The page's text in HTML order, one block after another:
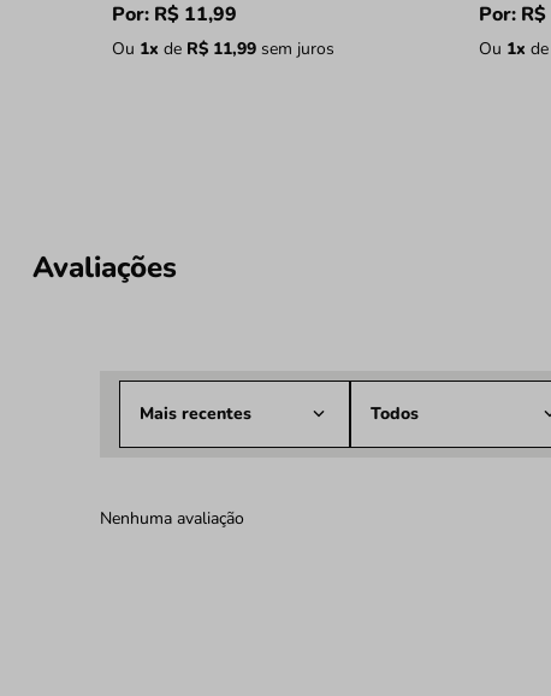
Por: R$ 11,99
Ou 1x de R$ 11,99sem juros
Por: R$
Ou 1x de
Avaliações
Mais recentes Todos
Nenhuma avaliação